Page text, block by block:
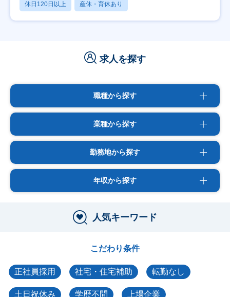
休日120日以上 産休・育休あり
求人を探す
職種から探す
業種から探す
勤務地から探す
年収から探す
人気キーワード
こだわり条件
正社員採用 社宅・住宅補助 転勤なし
土日祝休み 学歴不問 上場企業